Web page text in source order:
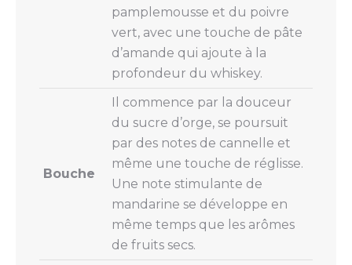
pamplemousse et du poivre
vert, avec une touche de pâte
d’amande qui ajoute à la
profondeur du whiskey.
Bouche
Il commence par la douceur
du sucre d’orge, se poursuit
par des notes de cannelle et
même une touche de réglisse.
Une note stimulante de
mandarine se développe en
même temps que les arômes
de fruits secs.